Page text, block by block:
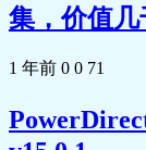
集，价值
1 年前 0 0 71